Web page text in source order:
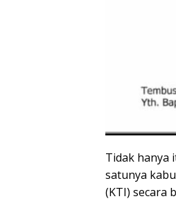
Tidak hanya
satunya
(KTI) secara